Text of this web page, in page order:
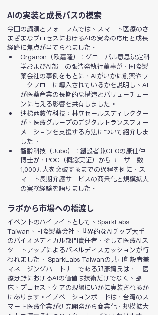
AIの実装と成長パスの模索
今回の講演とフォーラムでは、スマート医療のさ
まざまなプロセスにおけるAIの実際の応用と成長
経路に焦点が当てられました。
Organon（欧嘉隆）：グローバル意思決定科
学およびAI部門の張浩発執行董事が、国際製
薬会社の事例をもとに、AIがいかに創薬やワ
ークフローに導入されているかを説明し、AI
が医薬産業の長期的な構造とバリューチェー
ンに与える影響を共有しました。
迪梯西數位科技：林立セールスディレクター
が、医療グループのデジタルトランスフォー
メーションを支援する方法について紹介しま
した。
智齡科技（Jubo）：創設者兼CEOの康仕仲
博士が、POC（概念実証）からユーザー数
1,000万人を突破するまでの過程を例に、ス
マート長期介護サービスの商業化と規模拡大
の実務経験を語りました。
ラボから市場への橋渡し
イベントのハイライトとして、SparkLabs
Taiwan、国際製薬会社、世界的なAIチップ大手
のバイオメディカル部門責任者、そして医療AIス
タートアップによるパネルディスカッションが行
われました。 SparkLabs Taiwanの共同創設者兼
マネージングパートナーである邱彥錡氏は、「医
療分野におけるAIの価値は技術だけでなく、臨
床、プロセス、ケアの現場にいかに実装されるか
にあります。イノベーションボードは、台湾のス
マート医療企業が研究開発から商業化、規模拡大